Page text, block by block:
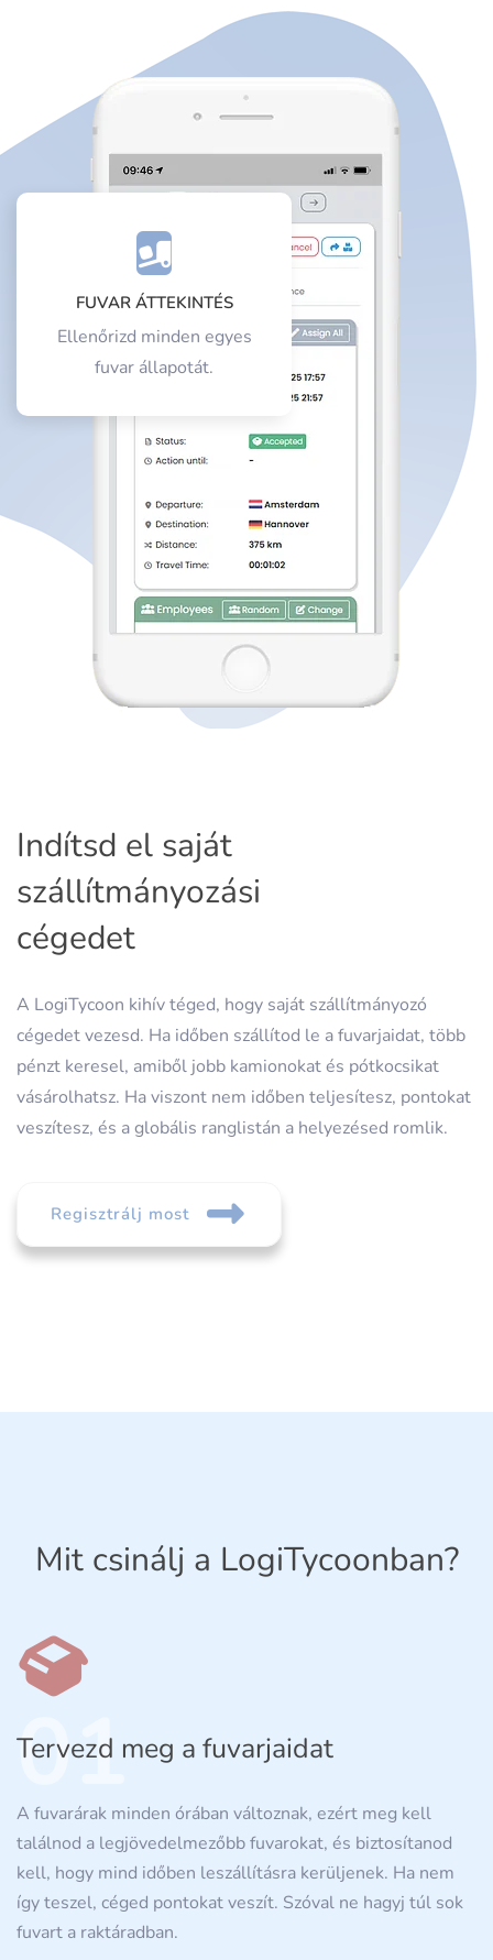
FUVAR ÁTTEKINTÉS
Ellenőrizd minden egyes
fuvar állapotát.
Indítsd el saját
szállítmányozási
cégedet
A LogiTycoon kihív téged, hogy saját szállítmányozó
cégedet vezesd. Ha időben szállítod le a fuvarjaidat, több
pénzt keresel, amiből jobb kamionokat és pótkocsikat
vásárolhatsz. Ha viszont nem időben teljesítesz, pontokat
veszítesz, és a globális ranglistán a helyezésed romlik.
Regisztrálj most
Mit csinálj a LogiTycoonban?
01
Tervezd meg a fuvarjaidat
A fuvarárak minden órában változnak, ezért meg kell
találnod a legjövedelmezőbb fuvarokat, és biztosítanod
kell, hogy mind időben leszállításra kerüljenek. Ha nem
így teszel, céged pontokat veszít. Szóval ne hagyj túl sok
fuvart a raktáradban.